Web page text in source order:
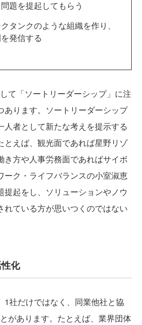
題を提起してもらう
タンクのような組織を作り、
発信する
て「ソートリーダーシップ」に注
あります。ソートリーダーシップ
人者として新たな考えを提示する
とえば、観光面であれば星野リゾ
き方や人事労務面であればサイボ
ーク・ライフバランスの小室淑恵
提起をし、ソリューションやノウ
れている方が思いつくのではない
性化
社だけではなく、同業他社と協
があります。たとえば、業界団体